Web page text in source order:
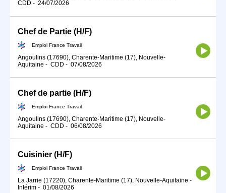
CDD - 24/07/2026
Chef de Partie (H/F)
Emploi France Travail
Angoulins (17690), Charente-Maritime (17), Nouvelle-
Aquitaine - CDD - 07/08/2026
Chef de partie (H/F)
Emploi France Travail
Angoulins (17690), Charente-Maritime (17), Nouvelle-
Aquitaine - CDD - 06/08/2026
Cuisinier (H/F)
Emploi France Travail
La Jarrie (17220), Charente-Maritime (17), Nouvelle-Aquitaine -
Intérim - 01/08/2026